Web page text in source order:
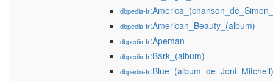
dbpedia-fr
dbpedia-fr:American_Beauty_(album)
dbpedia-fr:Apeman
dbpedia-fr:Bark_(album)
dbpedia-fr:Blue_(album_de_Joni_Mitchell)